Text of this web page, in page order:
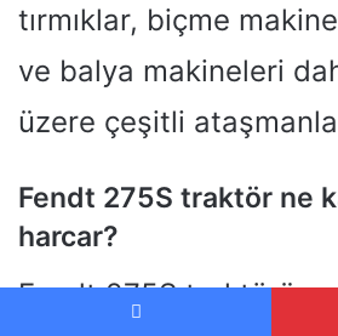
tırmıklar, biçme
ve balya makineleri
üzere çeşitli
Fendt 275S traktör ne
harcar?
Fendt 275S traktörün